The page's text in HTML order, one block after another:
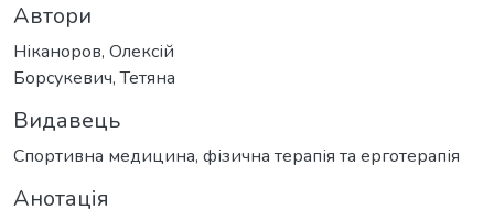
Автори
Ніканоров, Олексій
Борсукевич, Тетяна
Видавець
Спортивна медицина, фізична терапія та ерготерапія
Анотація